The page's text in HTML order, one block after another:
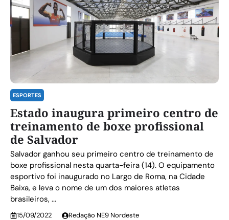
ESPORTES
Estado inaugura primeiro centro de
treinamento de boxe profissional
de Salvador
Salvador ganhou seu primeiro centro de treinamento de
boxe profissional nesta quarta-feira (14). O equipamento
esportivo foi inaugurado no Largo de Roma, na Cidade
Baixa, e leva o nome de um dos maiores atletas
brasileiros, ...
15/09/2022 Redação NE9 Nordeste